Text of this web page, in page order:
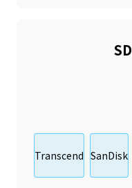
SD
Transcend SanDisk